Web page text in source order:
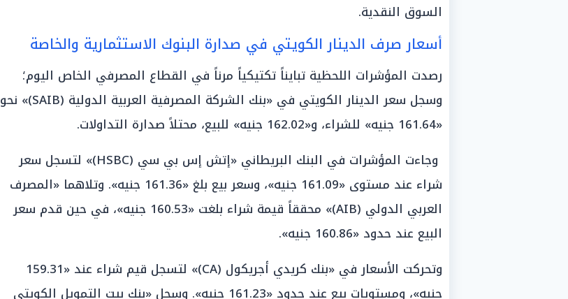
السوق النقدية.
أسعار صرف الدينار الكويتي في صدارة البنوك الاستثمارية والخاصة
رصدت المؤشرات اللحظية تبايناً تكتيكياً مرناً في القطاع المصرفي الخاص اليوم؛
وسجل سعر الدينار الكويتي في «بنك الشركة المصرفية العربية الدولية (SAIB)» نحو
«161.64 جنيه» للشراء، و«162.02 جنيه» للبيع، محتلاً صدارة التداولات.
وجاءت المؤشرات في البنك البريطاني «إتش إس بي سي (HSBC)» لتسجل سعر
شراء عند مستوى «161.09 جنيه»، وسعر بيع بلغ «161.36 جنيه». وتلاهما «المصرف
العربي الدولي (AIB)» محققاً قيمة شراء بلغت «160.53 جنيه»، في حين قدم سعر
البيع عند حدود «160.86 جنيه».
وتحركت الأسعار في «بنك كريدي أجريكول (CA)» لتسجل قيم شراء عند «159.31
جنيه»، ومستويات بيع عند حدود «161.23 جنيه». وسجل «بنك بيت التمويل الكويتي